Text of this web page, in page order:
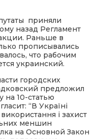
приняли
назад Регламент
Раньше в
прописывались
что рабочим
украинский.
городских
предложил
на 10-статью
“В Україні
і захист
меншин
на Основной Закон